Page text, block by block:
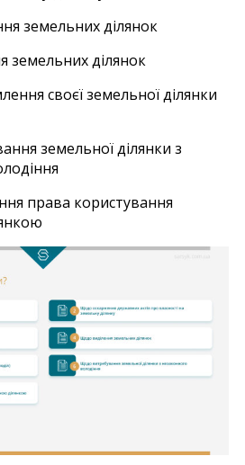
земельних ділянок
земельних ділянок
своєї земельної ділянки
земельної ділянки з
права користування